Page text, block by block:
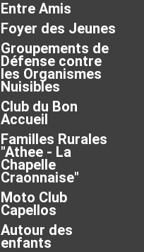
Entre Amis
Foyer des Jeunes
Groupements de
Défense contre
les Organismes
Nuisibles
Club du Bon
Accueil
Familles Rurales
"Athee - La
Chapelle
Craonnaise"
Moto Club
Capellos
Autour des
enfants